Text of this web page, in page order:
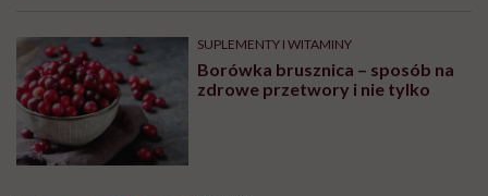
SUPLEMENTY I WITAMINY
Borówka brusznica – sposób na
zdrowe przetwory i nie tylko